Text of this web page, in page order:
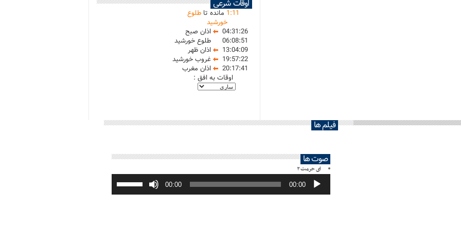
اوقات شرعی
1:11 مانده تاطلوع
خورشید
04:31:26
اذان صبح
06:08:51
طلوع خورشید
13:04:09
اذان ظهر
19:57:22
غروب خورشید
20:17:41
اذان مغرب
اوقات به افق :
فیلم ها
صوت ها
ای حرمت ۲
پخش‌کننده
صوت 00:00
00:00
برای
افزایش
یا
صدا